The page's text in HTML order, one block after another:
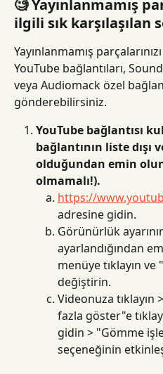
🧐 Yayınlanmamış
ilgili sık karşılaşılan
Yayınlanmamış
YouTube bağlantıları,
veya Audiomack özel
gönderebilirsiniz.
YouTube bağlantısı
bağlantının liste
olduğundan emin
olmamalı!).
https://
adresine gidin.
Görünürlük
ayarlandığından
menüye tıklayın
değiştirin.
Videonuza tıklayın
fazla göster"e
gidin > "Gömme
seçeneğinin